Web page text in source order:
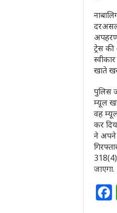
ट्रेस
खाते
पुलिस
म्यूल
वह
कर
ने अपने
जाएगा.